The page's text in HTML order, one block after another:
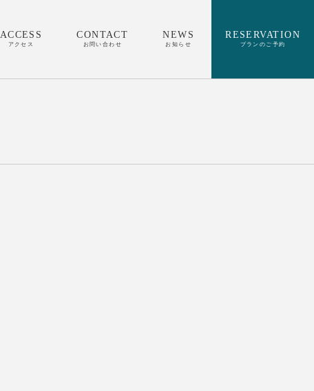
ACCESS
アクセス
CONTACT
お問い合わせ
NEWS
お知らせ
RESERVATION
プランのご予約